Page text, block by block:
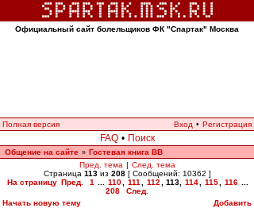
Официальный сайт болельщиков ФК "Спартак" Москва
Полная версия Вход • Регистрация
FAQ • Поиск
Общение на сайте » Гостевая книга ВВ
Пред. тема | След. тема
Страница 113из 208[ Сообщений: 10362 ]
На страницу Пред. 1 110 111 112 113, 114 115 116
208
След.
Начать новую тему
Добавить